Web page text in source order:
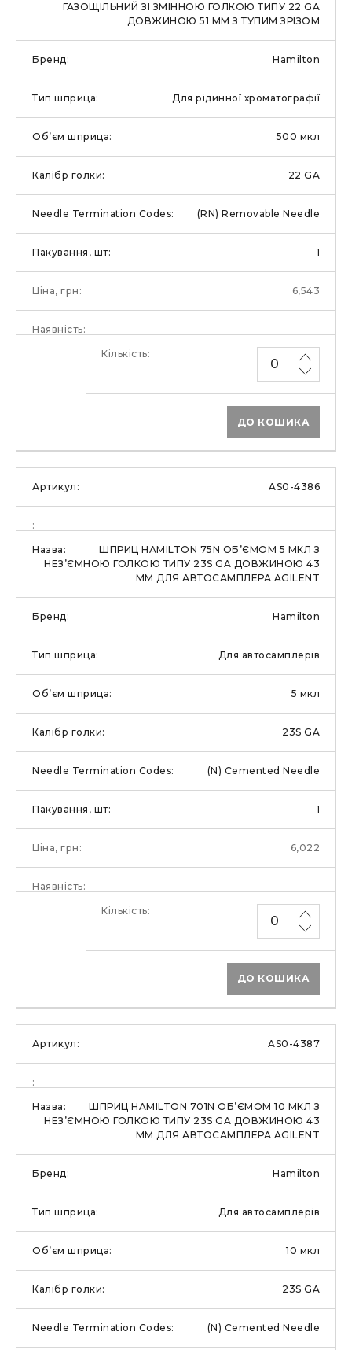
ГАЗОЩІЛЬНИЙ ЗІ ЗМІННОЮ ГОЛКОЮ ТИПУ 22 GA
ДОВЖИНОЮ 51 ММ З ТУПИМ ЗРІЗОМ
Hamilton
Для рідинної хроматографії
500 мкл
22 GA
(RN) Removable Needle
1
6,543
ДО КОШИКА
AS0-4386
ШПРИЦ HAMILTON 75N ОБ’ЄМОМ 5 МКЛ З
НЕЗ’ЄМНОЮ ГОЛКОЮ ТИПУ 23S GA ДОВЖИНОЮ 43
ММ ДЛЯ АВТОСАМПЛЕРА AGILENT
Hamilton
Для автосамплерів
5 мкл
23S GA
(N) Cemented Needle
1
6,022
ДО КОШИКА
AS0-4387
ШПРИЦ HAMILTON 701N ОБ’ЄМОМ 10 МКЛ З
НЕЗ’ЄМНОЮ ГОЛКОЮ ТИПУ 23S GA ДОВЖИНОЮ 43
ММ ДЛЯ АВТОСАМПЛЕРА AGILENT
Hamilton
Для автосамплерів
10 мкл
23S GA
(N) Cemented Needle